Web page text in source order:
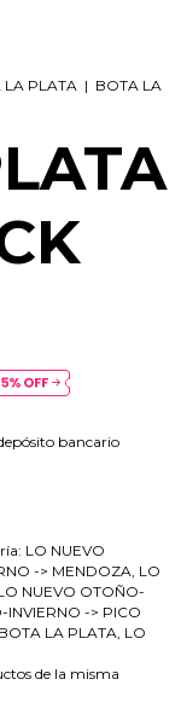
LA PLATA | BOTA LA
bancario
LO NUEVO
-> MENDOZA, LO
NUEVO OTOÑO-
INVIERNO -> PICO
LA PLATA, LO
de la misma